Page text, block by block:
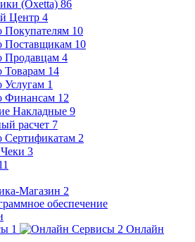
(Oxetta) 86
Центр 4
Покупателям 10
Поставщикам 10
Продавцам 4
Товарам 14
Услугам 1
Финансам 12
Накладные 9
расчет 7
Сертификатам 2
3
Магазин 2
обеспечение
Онлайн